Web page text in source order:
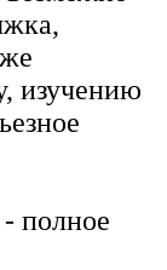
изучению
полное